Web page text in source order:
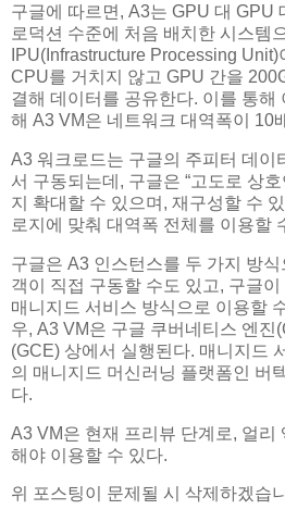
구글에 따르면, A3는 GPU 대 GPU
로덕션 수준에 처음 배치한 시스템
IPU(Infrastructure Processing
CPU를 거치지 않고 GPU 간을
결해 데이터를 공유한다. 이를 통해
해 A3 VM은 네트워크 대역폭이 10
A3 워크로드는 구글의 주피터 데이
서 구동되는데, 구글은 “고도로 상
지 확대할 수 있으며, 재구성할 수
로지에 맞춰 대역폭 전체를 이용할
구글은 A3 인스턴스를 두 가지 방
객이 직접 구동할 수도 있고, 구글
매니지드 서비스 방식으로 이용할
우, A3 VM은 구글 쿠버네티스 엔진
(GCE) 상에서 실행된다. 매니지드
의 매니지드 머신러닝 플랫폼인 버
다.
A3 VM은 현재 프리뷰 단계로, 얼리
해야 이용할 수 있다.
위 포스팅이 문제될 시 삭제하겠습